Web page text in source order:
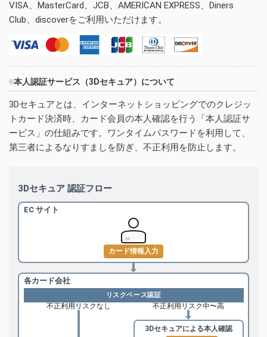
VISA、MasterCard、JCB、AMERICAN EXPRESS、Diners
Club、discoverをご利用いただけます。
本人認証サービス（3Dセキュア）について
3Dセキュアとは、インターネットショッピングでのクレジッ
トカード決済時、カード会員の本人確認を行う「本人認証サ
ービス」の仕組みです。ワンタイムパスワードを利用して、
第三者によるなりすましを防ぎ、不正利用を防止します。
3Dセキュア 認証フロー
EC サイト
カード情報入力
各カード会社
リスクベース認証
不正利用リスクなし 不正利用リスク中〜高
3Dセキュアによる本人確認